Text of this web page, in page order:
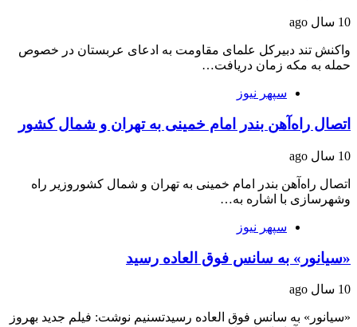
10 سال ago
واکنش تند دبیرکل علمای مقاومت به ادعای عربستان در خصوص
حمله به مکه زمان دریافت…
سپهر نیوز
اتصال راه‌آهن بندر امام خمینی به تهران و شمال کشور
10 سال ago
اتصال راه‌آهن بندر امام خمینی به تهران و شمال کشوروزیر راه
وشهرسازی با اشاره به…
سپهر نیوز
«سیانور» به سانس فوق العاده رسید
10 سال ago
«سیانور» به سانس فوق العاده رسیدتسنیم نوشت: فیلم جدید بهروز